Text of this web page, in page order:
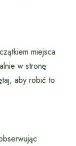
miejsca
w stronę
aby robić to